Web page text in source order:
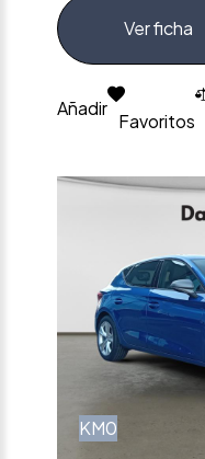
Ver ficha
Añadir
Favoritos
KM0